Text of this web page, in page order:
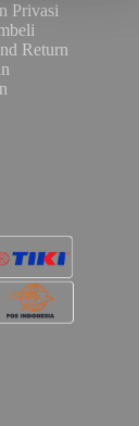
Privasi
Return